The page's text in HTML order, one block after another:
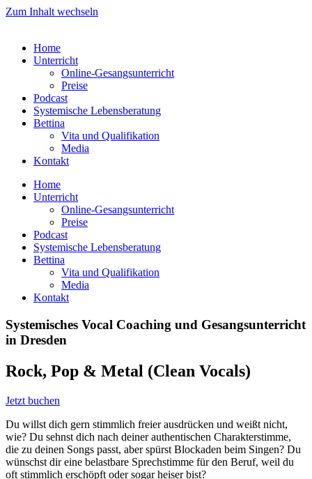
Zum Inhalt wechseln
Home
Unterricht
Online-Gesangsunterricht
Preise
Podcast
Systemische Lebensberatung
Bettina
Vita und Qualifikation
Media
Kontakt
Home
Unterricht
Online-Gesangsunterricht
Preise
Podcast
Systemische Lebensberatung
Bettina
Vita und Qualifikation
Media
Kontakt
Systemisches Vocal Coaching und Gesangsunterricht
in Dresden
Rock, Pop & Metal (Clean Vocals)
Jetzt buchen
Du willst dich gern stimmlich freier ausdrücken und weißt nicht,
wie? Du sehnst dich nach deiner authentischen Charakterstimme,
die zu deinen Songs passt, aber spürst Blockaden beim Singen? Du
wünschst dir eine belastbare Sprechstimme für den Beruf, weil du
oft stimmlich erschöpft oder sogar heiser bist?